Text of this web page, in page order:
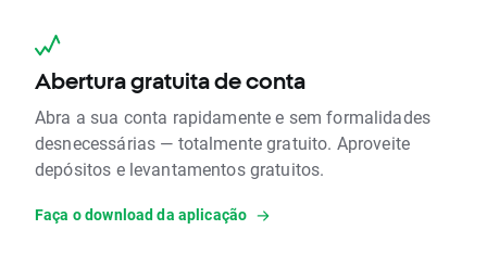
Abertura gratuita de conta
Abra a sua conta rapidamente e sem formalidades
desnecessárias — totalmente gratuito. Aproveite
depósitos e levantamentos gratuitos.
Faça o download da aplicação